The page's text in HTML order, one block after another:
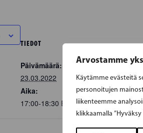
Arvostamme
Käytämme evästeitä
personoitujen
liikenteemme
klikkaamalla ”Hyväksy
TIEDOT
Päivämäärä:
23.03.2022
Aika:
17:00-18:30 EET